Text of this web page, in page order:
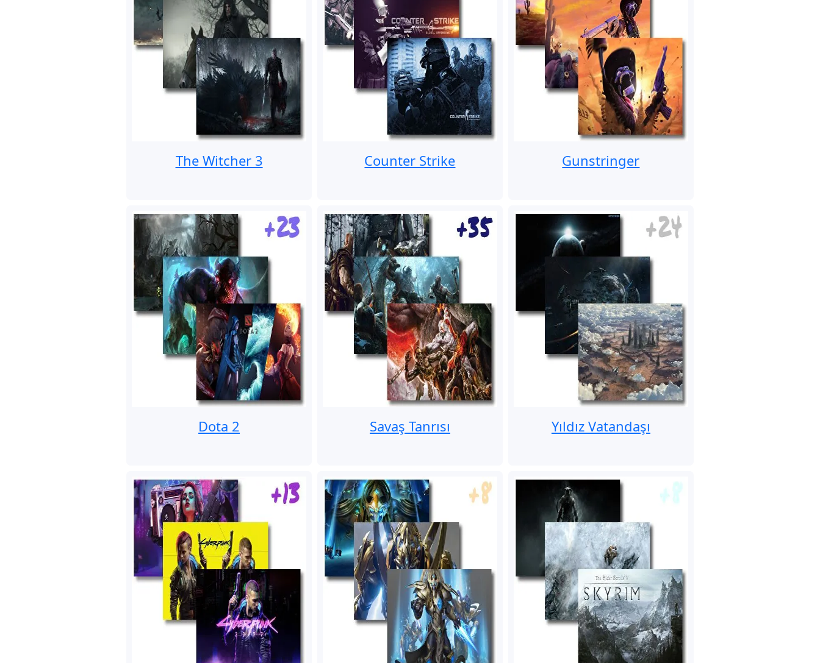
The Witcher 3 Counter Strike Gunstringer
Dota 2 Savaş Tanrısı Yıldız Vatandaşı